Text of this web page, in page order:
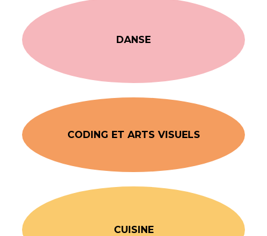
DANSE
CODING ET ARTS VISUELS
CUISINE